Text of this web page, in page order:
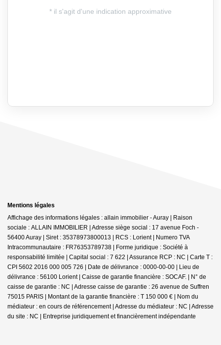
Mentions légales
Affichage des informations légales : allain immobilier - Auray | Raison
sociale : ALLAIN IMMOBILIER | Adresse siège social : 17 avenue Foch -
56400 Auray | Siret : 35378973800013 | RCS : Lorient | Numero TVA
Intracommunautaire : FR76353789738 | Forme juridique : Société à
responsabilité limitée | Capital social : 7 622 | Assurance RCP : NC | Carte T :
CPI 5602 2016 000 005 726 | Date de délivrance : 0000-00-00 | Lieu de
délivrance : 56100 Lorient | Caisse de garantie financière : SOCAF. | N° de
caisse de garantie : NC | Adresse caisse de garantie : 26 avenue de Suffren
75015 PARIS | Montant de la garantie financière : T 150 000 € | Nom du
médiateur : en cours de référencement | Adresse du médiateur : NC | Adresse
du site : NC | Entreprise juridiquement et financièrement indépendante